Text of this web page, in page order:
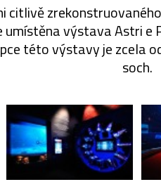
citlivě
umístěna výstava Astri e
této výstavy je zcela
soch.